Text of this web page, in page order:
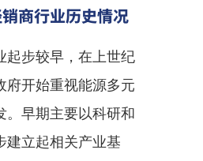
商行业历史情况
起步较早，在上世纪
府开始重视能源多元
。早期主要以科研和
建立起相关产业基